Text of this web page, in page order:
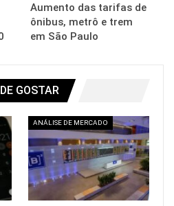
Aumento das tarifas de
ônibus, metrô e trem
em São Paulo
GOSTAR
ANÁLISE DE MERCADO